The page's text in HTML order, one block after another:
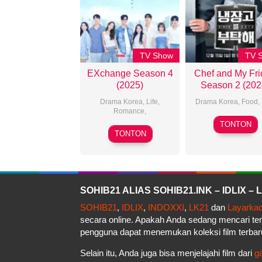
TV Show
EXchange Season 4
(2025)
Drama Korea, Life,
Romance,
01
Oct
TONTON
TV
Chef and My
Season 2
Drama Korea, Food ,
15
Dec
TONTON
SOHIB21 ALIAS SOHIB21.INK – IDLIX –
SOHIB21, IDLIX, INDOXXI, LK21 dan
secara online. Apakah Anda sedang mencari
pengguna dapat menemukan koleksi film
Selain itu, Anda juga bisa menjelajahi film dari